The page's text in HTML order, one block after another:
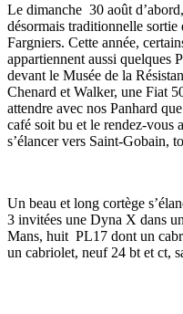
Le dimanche 30 août
désormais traditionnelle
Fargniers. Cette année,
appartiennent aussi quelques
devant le Musée de la
Chenard et Walker, une Fiat
attendre avec nos Panhard
café soit bu et le rendez-vous
s’élancer vers Saint-Gobain,
Un beau et long cortège
3 invitées une Dyna X dans
Mans, huit PL17 dont un
un cabriolet, neuf 24 bt et ct,